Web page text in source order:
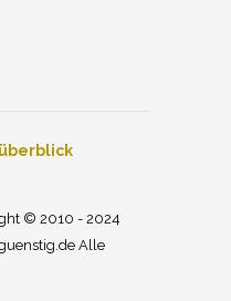
© 2010 - 2024
Alle